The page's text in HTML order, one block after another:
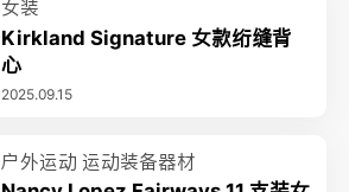
女装
Kirkland Signature 女款绗缝背
心
2025.09.15
户外运动 运动装备器材